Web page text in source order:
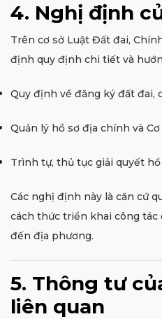
4. Nghị định
Trên cơ sở Luật Đất đai,
định quy định chi tiết và
Quy định về đăng ký đất đai,
Quản lý hồ sơ địa chính và
Trình tự, thủ tục giải quyết
Các nghị định này là căn cứ
cách thức triển khai công
đến địa phương.
5. Thông tư
liên quan